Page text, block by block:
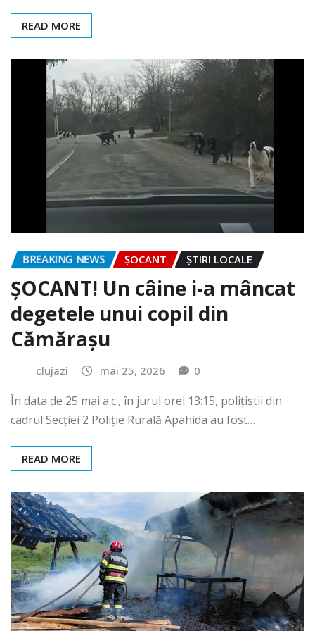
READ MORE
BREAKING NEWS ȘOCANT ȘTIRI LOCALE
ȘOCANT! Un câine i-a mâncat
degetele unui copil din
Cămărașu
clujazi mai 25, 2026 0
În data de 25 mai a.c., în jurul orei 13:15, polițiștii din
cadrul Secției 2 Poliție Rurală Apahida au fost…
READ MORE